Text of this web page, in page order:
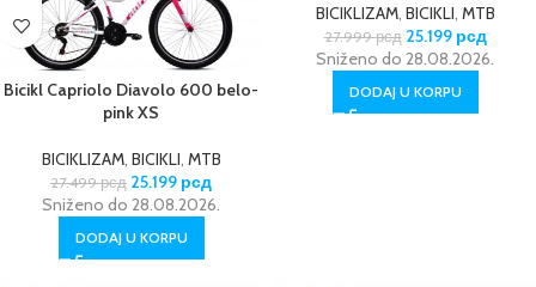
Bicikl Capriolo Diavolo 600 belo-
pink XS
BICIKLIZAM, BICIKLI, MTB
27.499рсд 25.199 рсд
Sniženo do 28.08.2026.
DODAJ U KORPU
BICIKLIZAM, BICIKLI, MTB
27.999рсд 25.199 рсд
Sniženo do 28.08.2026.
DODAJ U KORPU